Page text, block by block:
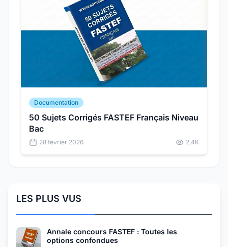
Documentation
50 Sujets Corrigés FASTEF Français Niveau
Bac
28 février 2026 2,4K
LES PLUS VUS
Annale concours FASTEF : Toutes les
options confondues